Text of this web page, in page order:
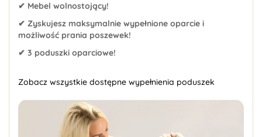
✔ Mebel wolnostojący!
✔ Zyskujesz maksymalnie wypełnione oparcie i
możliwość prania poszewek!
✔ 3 poduszki oparciowe!
Zobacz wszystkie dostępne wypełnienia poduszek